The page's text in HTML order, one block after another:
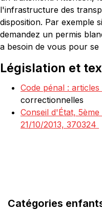
l'infrastructure des
disposition. Par exemple
demandez un permis
a besoin de vous pour
Législation et
Code pénal : articles
correctionnelles
Conseil d'État,
21/10/2013, 370324
Catégories